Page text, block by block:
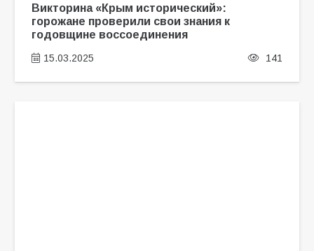
Викторина «Крым исторический»:
горожане проверили свои знания к
годовщине воссоединения
15.03.2025 141